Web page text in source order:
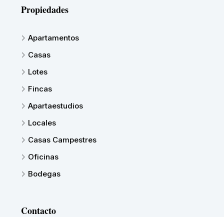
Propiedades
Apartamentos
Casas
Lotes
Fincas
Apartaestudios
Locales
Casas Campestres
Oficinas
Bodegas
Contacto